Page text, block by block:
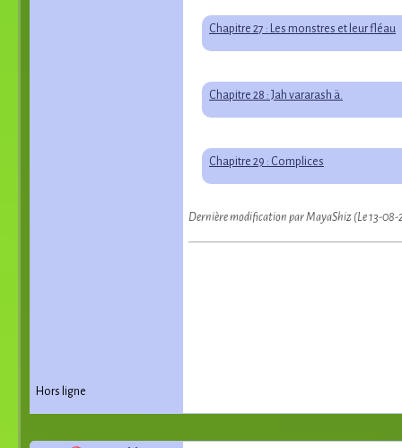
Chapitre 27 : Les monstres et leur fléau
Chapitre 28 : Jah vararash ä.
Chapitre 29 : Complices
Dernière modification par MayaShiz (Le 13-08-
Hors ligne